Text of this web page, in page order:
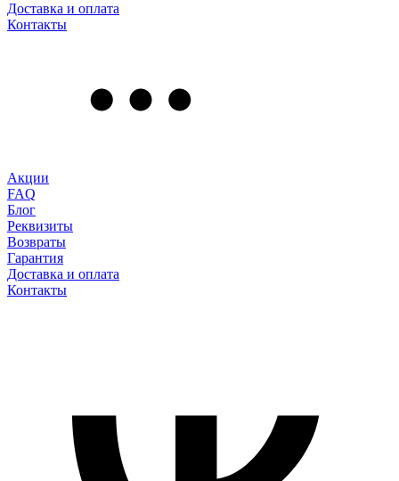
Доставка и оплата
Контакты
Акции
FAQ
Блог
Реквизиты
Возвраты
Гарантия
Доставка и оплата
Контакты